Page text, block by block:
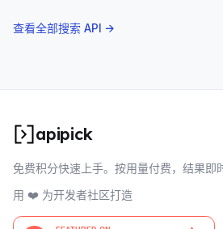
查看全部搜索 API →
apipick
免费积分快速上手。按用量付费，结果即
用 ❤️ 为开发者社区打造